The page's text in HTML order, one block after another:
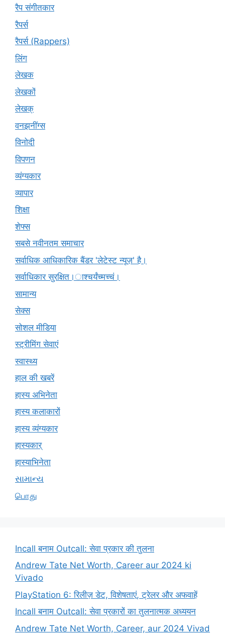
रैप संगीतकार
रैपर्स
रैपर्स (Rappers)
लिंग
लेखक
लेखकों
लेखक्
वनझनींग्स
विनोदी
विपणन
व्यंग्यकार
व्यापार
शिक्षा
शेफ्स
सबसे नवीनतम समाचार
सर्वाधिक आधिकारिक बैंडर 'लेटेस्ट न्यूज़' है।
सर्वाधिकार सुरक्षित।ाश्चर्यंच्मच्चं।
सामान्य
सेक्स
सोशल मीडिया
स्ट्रीमिंग सेवाएं
स्वास्थ्य
हाल की खबरें
हास्य अभिनेता
हास्य कलाकारों
हास्य व्यंग्यकार
हास्यकार्
हास्याभिनेता
સામાન્ય
பொது
Incall बनाम Outcall: सेवा प्रकार की तुलना
Andrew Tate Net Worth, Career aur 2024 ki
Vivado
PlayStation 6: रिलीज़ डेट, विशेषताएं, ट्रेलर और अफवाहें
Incall बनाम Outcall: सेवा प्रकारों का तुलनात्मक अध्ययन
Andrew Tate Net Worth, Career, aur 2024 Vivad